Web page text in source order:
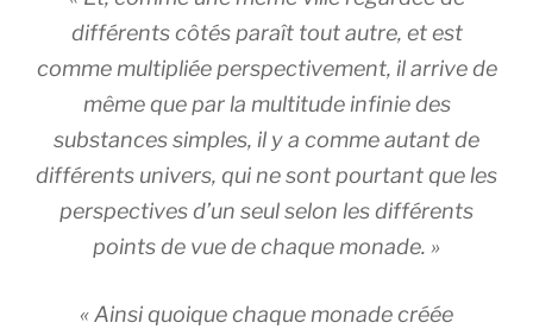
différents côtés paraît tout autre, et est
comme multipliée perspectivement, il arrive de
même que par la multitude infinie des
substances simples, il y a comme autant de
différents univers, qui ne sont pourtant que les
perspectives d’un seul selon les différents
points de vue de chaque monade. »
« Ainsi quoique chaque monade créée